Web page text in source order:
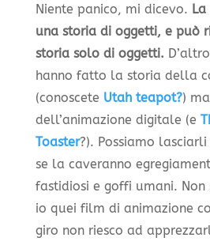
Niente panico, mi dicevo.
una storia di oggetti, e può
storia solo di oggetti.
hanno fatto la storia della
(conoscete Utah teapot?)
dell’animazione digitale (e
Toaster?). Possiamo
se la caveranno
fastidiosi e goffi umani.
io quei film di animazione
giro non riesco ad